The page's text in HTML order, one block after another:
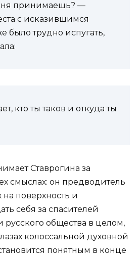
принимаешь? —
с исказившимся
было трудно испугать,
кто ты таков и откуда ты
Ставрогина за
смыслах: он предводитель
поверхность и
себя за спасителей
русского общества в целом,
колоссальной духовной
понятным в конце